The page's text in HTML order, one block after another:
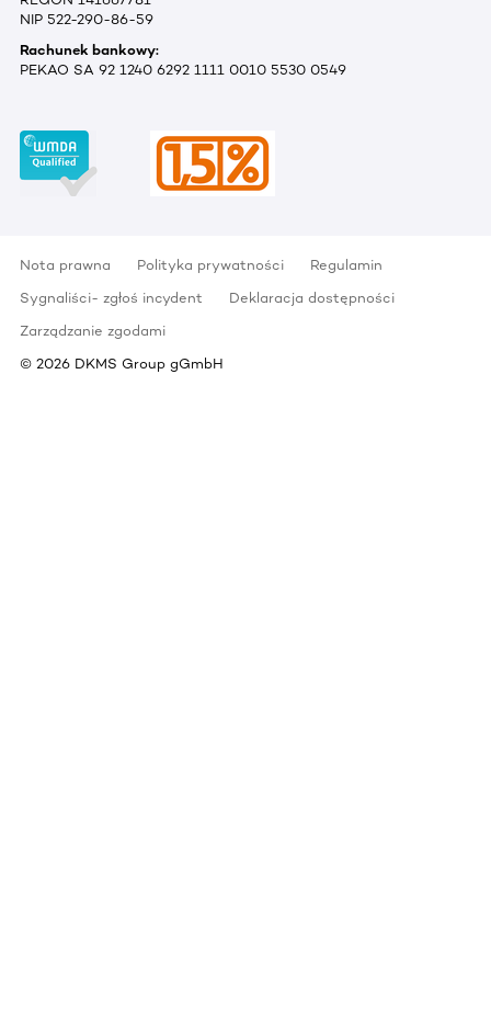
NIP 522-290-86-59
Rachunek bankowy:
PEKAO SA 92 1240 6292 1111 0010 5530 0549
Nota prawna Polityka prywatności
Regulamin
Sygnaliści- zgłoś incydent
Deklaracja dostępności
Zarządzanie zgodami
© 2026 DKMS Group gGmbH